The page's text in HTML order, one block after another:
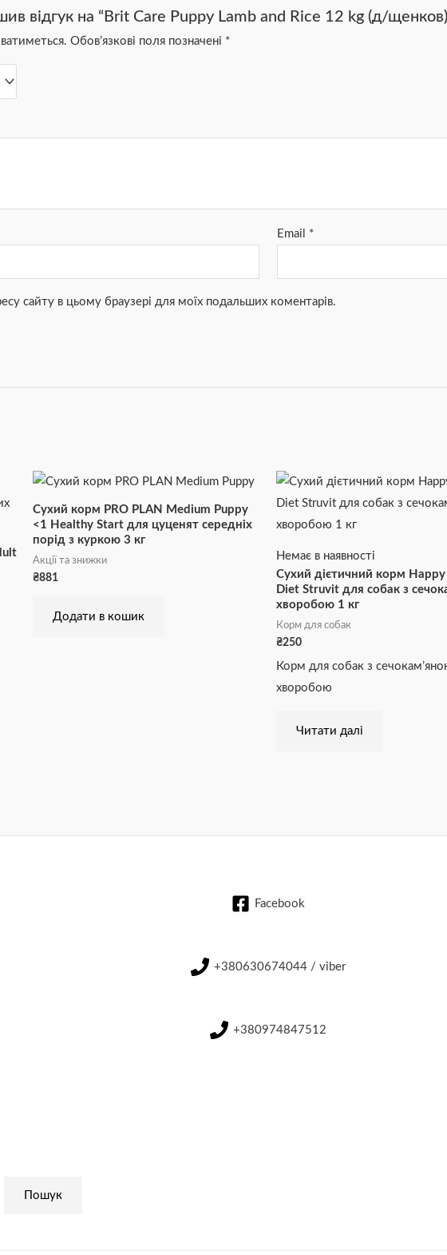
відгук на “Brit Care Puppy Lamb and Rice 12 kg (д/
Обов’язкові поля позначені *
Email *
сайту в цьому браузері для моїх подальших коментарів.
Сухий корм PRO PLAN Medium Puppy
<1 Healthy Start для цуценят середніх
порід з куркою 3 кг
Акції та знижки
₴881
Додати в кошик
Немає в наявності
Сухий дієтичний корм Happy
Diet Struvit для собак з
хворобою 1 кг
Корм для собак
₴250
Корм для собак з
хворобою
Читати далі
Пошук
Facebook
+380630674044 / viber
+380974847512